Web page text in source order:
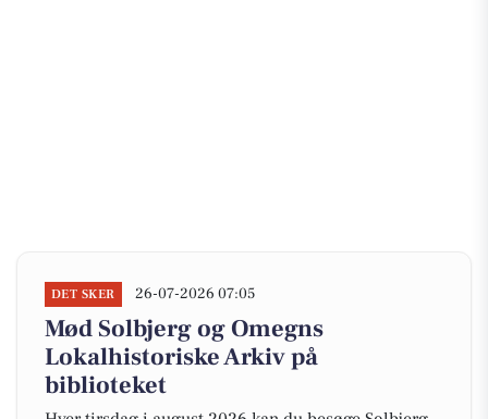
DET SKER 26-07-2026 07:05
Mød Solbjerg og Omegns
Lokalhistoriske Arkiv på
biblioteket